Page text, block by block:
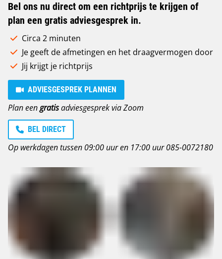
Bel ons nu direct om een richtprijs te krijgen of
plan een gratis adviesgesprek in.
Circa 2 minuten
Je geeft de afmetingen en het draagvermogen door
Jij krijgt je richtprijs
ADVIESGESPREK PLANNEN
Plan eengratisadviesgesprek via Zoom
BEL DIRECT
Op werkdagen tussen 09:00 uur en 17:00 uur085-0072180